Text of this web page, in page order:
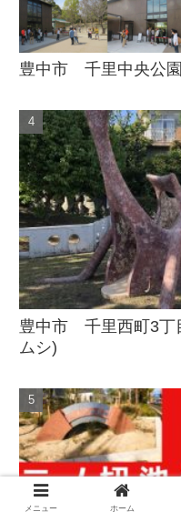
豊中市 千里中央公園
豊中市 千里西町3丁
ムシ)
メニュー ホーム